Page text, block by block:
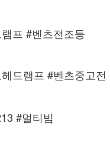
프 #벤츠전조등
드램프 #벤츠중고전
#멀티빔